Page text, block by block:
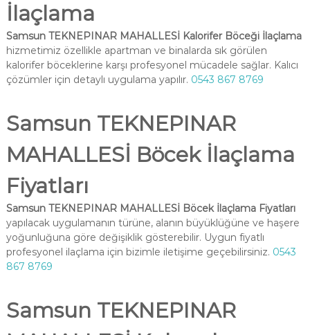
İlaçlama
Samsun TEKNEPINAR MAHALLESİ Kalorifer Böceği İlaçlama
hizmetimiz özellikle apartman ve binalarda sık görülen
kalorifer böceklerine karşı profesyonel mücadele sağlar. Kalıcı
çözümler için detaylı uygulama yapılır. 0543 867 8769
Samsun TEKNEPINAR
MAHALLESİ Böcek İlaçlama
Fiyatları
Samsun TEKNEPINAR MAHALLESİ Böcek İlaçlama Fiyatları
yapılacak uygulamanın türüne, alanın büyüklüğüne ve haşere
yoğunluğuna göre değişiklik gösterebilir. Uygun fiyatlı
profesyonel ilaçlama için bizimle iletişime geçebilirsiniz. 0543
867 8769
Samsun TEKNEPINAR